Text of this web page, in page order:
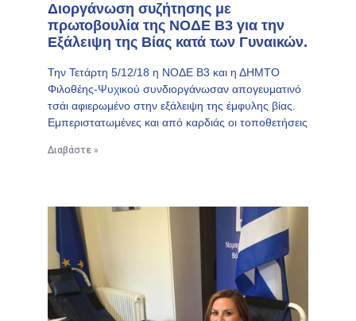
Διοργάνωση συζήτησης με
πρωτοβουλία της ΝΟΔΕ Β3 για την
Εξάλειψη της Βίας κατά των Γυναικών.
Την Τετάρτη 5/12/18 η ΝΟΔΕ Β3 και η ΔΗΜΤΟ
Φιλοθέης-Ψυχικού συνδιοργάνωσαν απογευματινό
τσάι αφιερωμένο στην εξάλειψη της έμφυλης βίας.
Εμπεριστατωμένες και από καρδιάς οι τοποθετήσεις
Διαβάστε »